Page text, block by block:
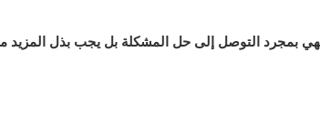
بمجرد التوصل إلى حل المشكلة بل يجب بذل المزيد